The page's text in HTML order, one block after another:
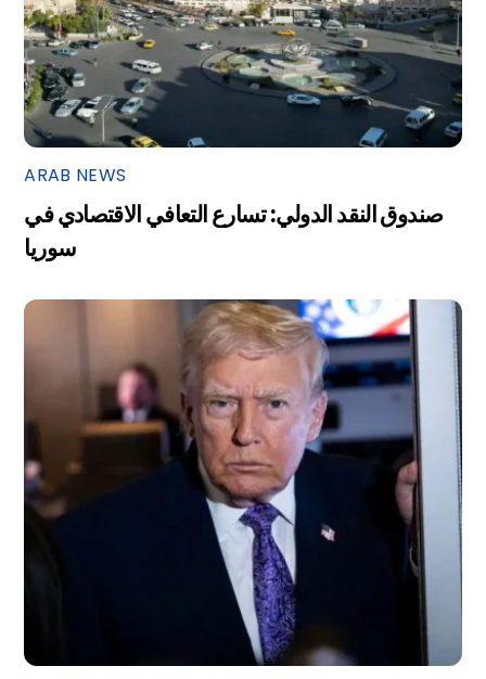
ARAB NEWS
صندوق النقد الدولي: تسارع التعافي الاقتصادي في
سوريا